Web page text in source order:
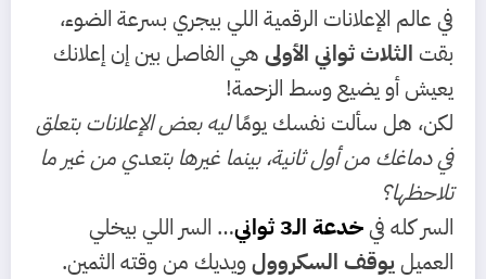
في عالم الإعلانات الرقمية اللي بيجري بسرعة الضوء،
بقت الثلاث ثواني الأولى هي الفاصل بين إن إعلانك
يعيش أو يضيع وسط الزحمة!
لكن، هل سألت نفسك يومًاليه بعض الإعلانات بتعلق
في دماغك من أول ثانية، بينما غيرها بتعدي من غير ما
تلاحظها؟
السر كله فيخدعة الـ3 ثواني
… السر اللي بيخلي
العميليوقف السكروولويديك من وقته الثمين.